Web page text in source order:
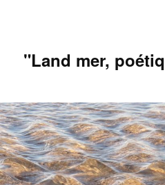
"Land mer,